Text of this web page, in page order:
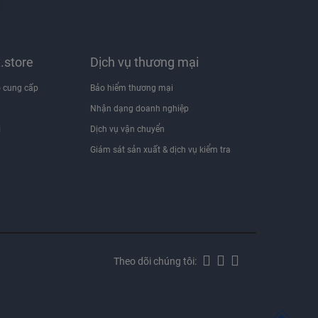
cung cấp
Dịch vụ thương mại
Bảo hiểm thương mại
Nhận dạng doanh nghiệp
Dịch vụ vận chuyển
Giám sát sản xuất & dịch vụ kiểm tra
Theo dõi chúng tôi: